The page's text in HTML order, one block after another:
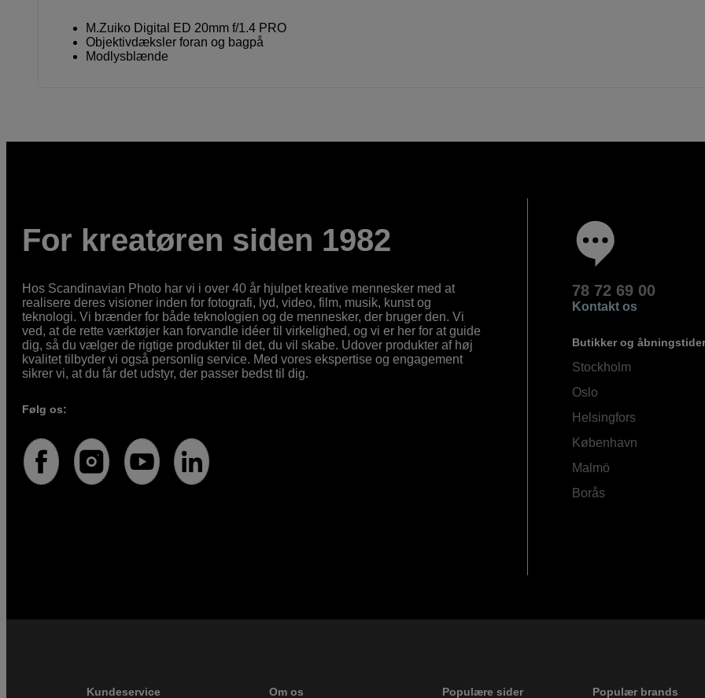
M.Zuiko Digital ED 20mm f/1.4 PRO
Objektivdæksler foran og bagpå
Modlysblænde
For kreatøren siden 1982
Hos Scandinavian Photo har vi i over 40 år hjulpet kreative mennesker med at
realisere deres visioner inden for fotografi, lyd, video, film, musik, kunst og
teknologi. Vi brænder for både teknologien og de mennesker, der bruger den. Vi
ved, at de rette værktøjer kan forvandle idéer til virkelighed, og vi er her for at guide
dig, så du vælger de rigtige produkter til det, du vil skabe. Udover produkter af høj
kvalitet tilbyder vi også personlig service. Med vores ekspertise og engagement
sikrer vi, at du får det udstyr, der passer bedst til dig.
Følg os:
78 72 69 00
Kontakt os
Butikker og
Stockholm
Oslo
Helsingfors
København
Malmö
Borås
Kundeservice Om os Populære sider Populær brands